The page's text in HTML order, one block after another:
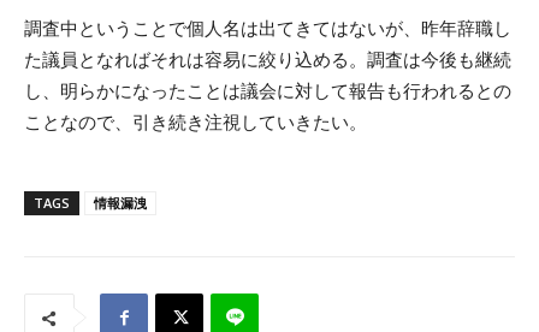
調査中ということで個人名は出てきてはないが、昨年辞職し
た議員となればそれは容易に絞り込める。調査は今後も継続
し、明らかになったことは議会に対して報告も行われるとの
ことなので、引き続き注視していきたい。
TAGS 情報漏洩